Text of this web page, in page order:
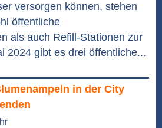
versorgen können, stehen
öffentliche
als auch Refill-Stationen zur
2024 gibt es drei öffentliche...
in der City